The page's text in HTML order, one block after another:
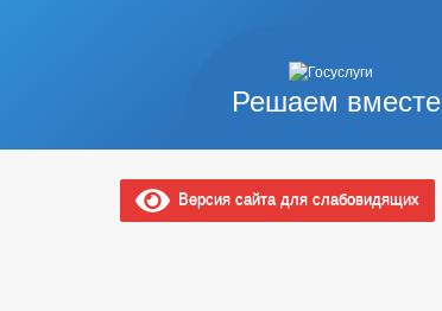
Решаем вместе
Версия сайта для слабовидящих